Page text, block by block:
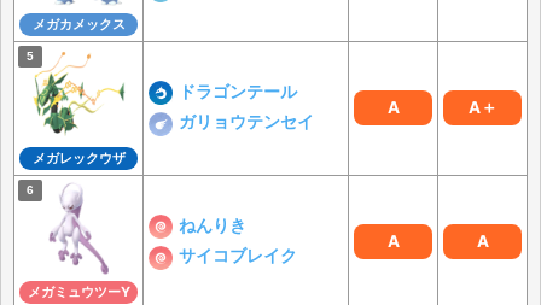
メガカメックス
メガレックウザ
ドラゴンテール
ガリョウテンセイ
A A＋
メガミュウツーY
ねんりき
サイコブレイク
A A